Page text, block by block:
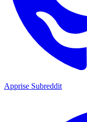
Apprise Subreddit